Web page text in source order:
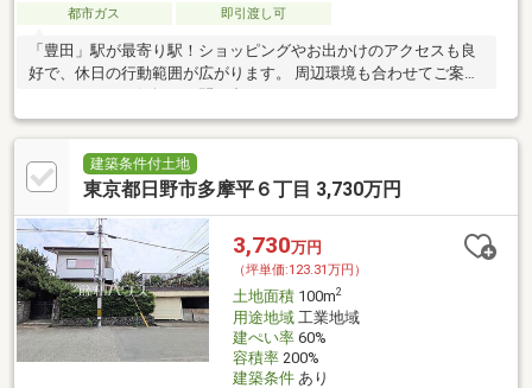
都市ガス
即引渡し可
「豊田」駅が最寄り駅！ショッピングやお出かけのアクセスも良
好で、休日の行動範囲が広がります。 周辺環境も合わせてご案内
建築条件付土地
東京都日野市多摩平６丁目 3,730万円
3,730万円
（坪単価:123.31万円）
土地面積100m2
用途地域工業地域
建ぺい率60%
容積率200%
建築条件あり